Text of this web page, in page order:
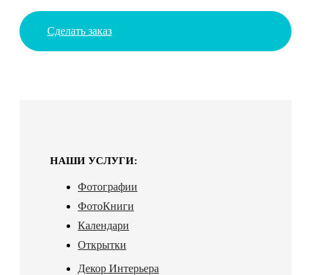
Сделать заказ
НАШИ УСЛУГИ:
Фотографии
ФотоКниги
Календари
Открытки
Декор Интерьера